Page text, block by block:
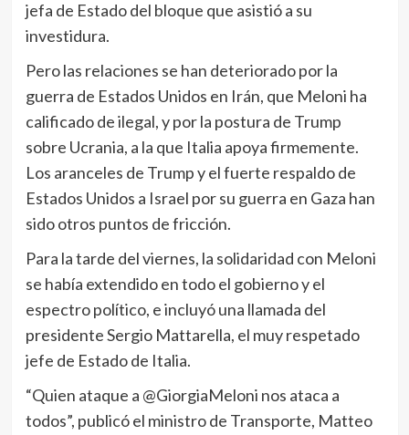
jefa de Estado del bloque que asistió a su
investidura.
Pero las relaciones se han deteriorado por la
guerra de Estados Unidos en Irán, que Meloni ha
calificado de ilegal, y por la postura de Trump
sobre Ucrania, a la que Italia apoya firmemente.
Los aranceles de Trump y el fuerte respaldo de
Estados Unidos a Israel por su guerra en Gaza han
sido otros puntos de fricción.
Para la tarde del viernes, la solidaridad con Meloni
se había extendido en todo el gobierno y el
espectro político, e incluyó una llamada del
presidente Sergio Mattarella, el muy respetado
jefe de Estado de Italia.
“Quien ataque a @GiorgiaMeloni nos ataca a
todos”, publicó el ministro de Transporte, Matteo